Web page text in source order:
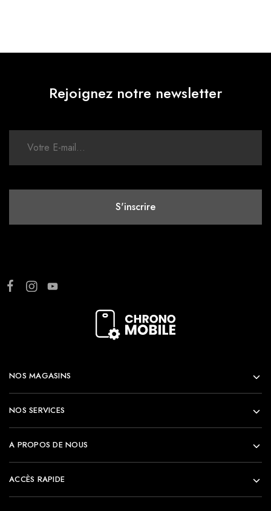
Rejoignez notre newsletter
NOS MAGASINS
NOS SERVICES
A PROPOS DE NOUS
ACCÈS RAPIDE